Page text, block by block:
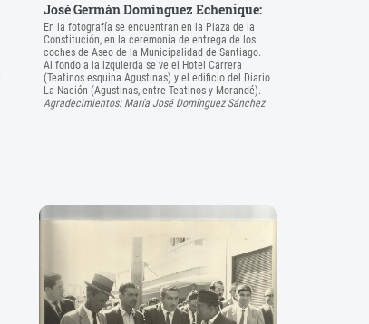
José Germán Domínguez Echenique:
En la fotografía se encuentran en la Plaza de la
Constitución, en la ceremonia de entrega de los
coches de Aseo de la Municipalidad de Santiago.
Al fondo a la izquierda se ve el Hotel Carrera
(Teatinos esquina Agustinas) y el edificio del Diario
La Nación (Agustinas, entre Teatinos y Morandé).
Agradecimientos: María José Domínguez Sánchez